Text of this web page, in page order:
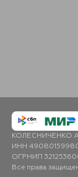
КОЛЕСНИЧЕНКО
ИНН
ОГРНИП
Все права